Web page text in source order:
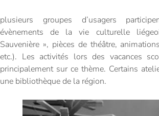
plusieurs groupes d’usagers
évènements de la vie culturelle
Sauvenière », pièces de théâtre,
etc.). Les activités lors des vacances
principalement sur ce thème. Certains
une bibliothèque de la région.